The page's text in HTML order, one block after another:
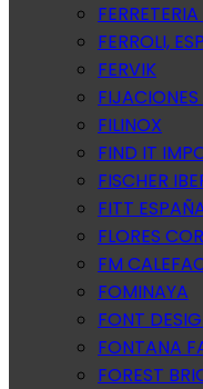
FERROLI,
FERVIK
FILINOX
FIND IT
FISCHER
FITT
FLORES
FM
FOMINAYA
FONT
FONTANA
FOREST